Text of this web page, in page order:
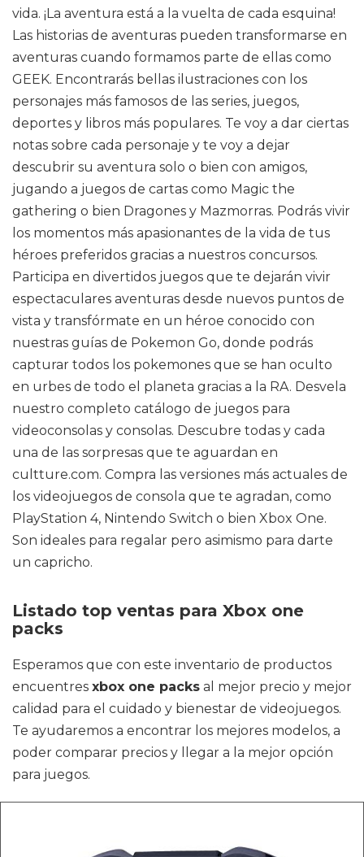
vida. ¡La aventura está a la vuelta de cada esquina!
Las historias de aventuras pueden transformarse en
aventuras cuando formamos parte de ellas como
GEEK. Encontrarás bellas ilustraciones con los
personajes más famosos de las series, juegos,
deportes y libros más populares. Te voy a dar ciertas
notas sobre cada personaje y te voy a dejar
descubrir su aventura solo o bien con amigos,
jugando a juegos de cartas como Magic the
gathering o bien Dragones y Mazmorras. Podrás vivir
los momentos más apasionantes de la vida de tus
héroes preferidos gracias a nuestros concursos.
Participa en divertidos juegos que te dejarán vivir
espectaculares aventuras desde nuevos puntos de
vista y transfórmate en un héroe conocido con
nuestras guías de Pokemon Go, donde podrás
capturar todos los pokemones que se han oculto
en urbes de todo el planeta gracias a la RA. Desvela
nuestro completo catálogo de juegos para
videoconsolas y consolas. Descubre todas y cada
una de las sorpresas que te aguardan en
cultture.com. Compra las versiones más actuales de
los videojuegos de consola que te agradan, como
PlayStation 4, Nintendo Switch o bien Xbox One.
Son ideales para regalar pero asimismo para darte
un capricho.
Listado top ventas para Xbox one
packs
Esperamos que con este inventario de productos
encuentres xbox one packs al mejor precio y mejor
calidad para el cuidado y bienestar de videojuegos.
Te ayudaremos a encontrar los mejores modelos, a
poder comparar precios y llegar a la mejor opción
para juegos.